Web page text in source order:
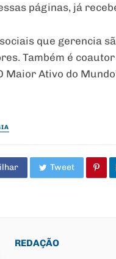
páginas, já
que gerencia
Também é
Maior Ativo do
Tweet
REDAÇÃO